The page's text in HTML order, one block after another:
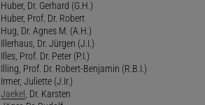
Huber, Dr. Gerhard (G.H.)
Huber, Prof. Dr. Robert
Hug, Dr. Agnes M. (A.H.)
Illerhaus, Dr. Jürgen (J.I.)
Illes, Prof. Dr. Peter (P.I.)
Illing, Prof. Dr. Robert-Benjamin (R.B.I.)
Irmer, Juliette (J.Ir.)
Jaekel
, Dr. Karsten